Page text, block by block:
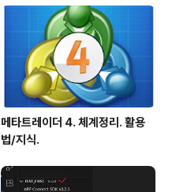
메타트레이더 4. 체계정리. 활용
법/지식.